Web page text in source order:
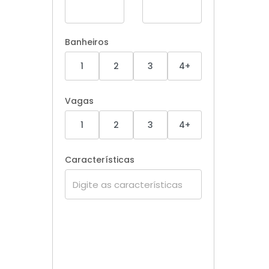
Banheiros
1
2 3 4+
Vagas
1
2 3 4+
Características